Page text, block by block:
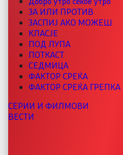
ЗА ИЛИ ПРОТИВ
ЗАСПИЈ АКО МОЖЕШ
КЛАСЈЕ
ПОД ЛУПА
ПОТКАСТ
СЕДМИЦА
ФАКТОР СРЕЌА
ФАКТОР СРЕЌА ГРЕПКА
СЕРИИ И ФИЛМОВИ
ВЕСТИ